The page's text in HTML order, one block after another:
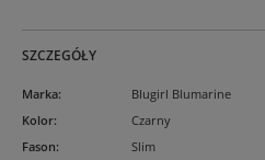
SZCZEGÓŁY
Marka:
Blugirl Blumarine
Kolor:
Czarny
Fason:
Slim